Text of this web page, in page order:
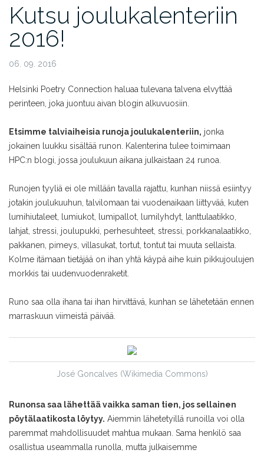
Kutsu joulukalenteriin
2016!
06. 09. 2016
Helsinki Poetry Connection haluaa tulevana talvena elvyttää
perinteen, joka juontuu aivan blogin alkuvuosiin.
Etsimme talviaiheisia runoja joulukalenteriin, jonka
jokainen luukku sisältää runon. Kalenterina tulee toimimaan
HPC:n blogi, jossa joulukuun aikana julkaistaan 24 runoa.
Runojen tyyliä ei ole millään tavalla rajattu, kunhan niissä esiintyy
jotakin joulukuuhun, talvilomaan tai vuodenaikaan liittyvää, kuten
lumihiutaleet, lumiukot, lumipallot, lumilyhdyt, lanttulaatikko,
lahjat, stressi, joulupukki, perhesuhteet, stressi, porkkanalaatikko,
pakkanen, pimeys, villasukat, tortut, tontut tai muuta sellaista.
Kolme itämaan tietäjää on ihan yhtä käypä aihe kuin pikkujoulujen
morkkis tai uudenvuodenraketit.
Runo saa olla ihana tai ihan hirvittävä, kunhan se lähetetään ennen
marraskuun viimeistä päivää.
José Goncalves (Wikimedia Commons)
Runonsa saa lähettää vaikka saman tien, jos sellainen
pöytälaatikosta löytyy. Aiemmin lähetetyillä runoilla voi olla
paremmat mahdollisuudet mahtua mukaan. Sama henkilö saa
osallistua useammalla runolla, mutta julkaisemme